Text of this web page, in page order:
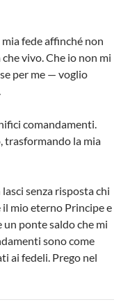
fede affinché non
vivo. Che io non mi
per me — voglio
comandamenti.
trasformando la mia
senza risposta chi
il mio eterno Principe e
un ponte saldo che mi
sono come
ai fedeli. Prego nel